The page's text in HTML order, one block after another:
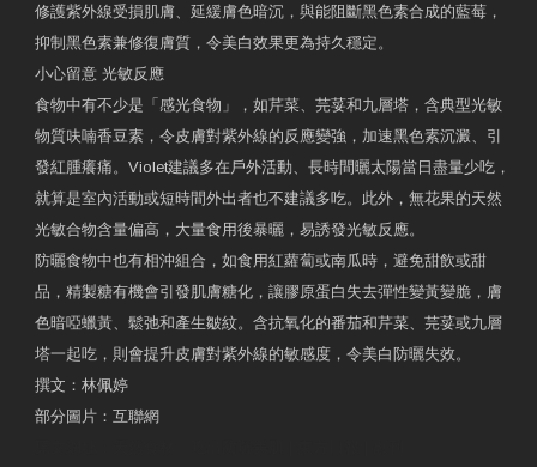
修護紫外線受損肌膚、延緩膚色暗沉，與能阻斷黑色素合成的藍莓，
抑制黑色素兼修復膚質，令美白效果更為持久穩定。
小心留意 光敏反應
食物中有不少是「感光食物」，如芹菜、芫荽和九層塔，含典型光敏
物質呋喃香豆素，令皮膚對紫外線的反應變強，加速黑色素沉澱、引
發紅腫癢痛。Violet建議多在戶外活動、長時間曬太陽當日盡量少吃，
就算是室內活動或短時間外出者也不建議多吃。此外，無花果的天然
光敏合物含量偏高，大量食用後暴曬，易誘發光敏反應。
防曬食物中也有相沖組合，如食用紅蘿蔔或南瓜時，避免甜飲或甜
品，精製糖有機會引發肌膚糖化，讓膠原蛋白失去彈性變黃變脆，膚
色暗啞蠟黃、鬆弛和產生皺紋。含抗氧化的番茄和芹菜、芫荽或九層
塔一起吃，則會提升皮膚對紫外線的敏感度，令美白防曬失效。
撰文：林佩婷
部分圖片：互聯網